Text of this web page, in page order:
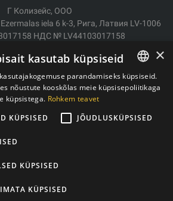
Г Колизейс, ООО
iela 6 k-3, Рига, Латвия LV-1006
НДС № LV44103017158
Доставка/возврат
Оплата
Условия покупки
конфиденциальности
ESTONIAN
×
kasutab küpsiseid
parandamiseks küpsiseid.
nõustute kooskõlas meie küpsisepoliitikaga
küpsistega. Rohkem teavet
KÜPSISED
JÕUDLUSKÜPSISED
KÜPSISED
KÜPSISED